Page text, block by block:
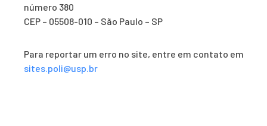
número 380
CEP – 05508-010 – São Paulo – SP
Para reportar um erro no site, entre em contato em
sites.poli@usp.br